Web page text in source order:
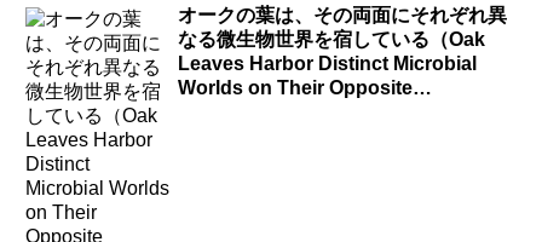
オークの葉は、その両面にそれぞれ異
なる微生物世界を宿している（Oak
Leaves Harbor Distinct Microbial
Worlds on Their Opposite